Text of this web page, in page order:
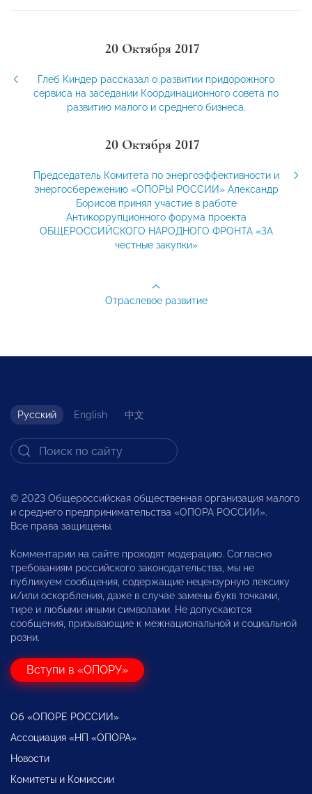
20 Октября 2017
Глеб Киндер рассказал о развитии придорожного
сервиса на заседании Координационного совета по
развитию малого и среднего бизнеса.
20 Октября 2017
Председатель Комитета по энергоэффективности и
энергосбережению «ОПОРЫ РОССИИ» Александр
Борисов принял участие в работе
Антикоррупционного форума проекта
ОБЩЕРОССИЙСКОГО НАРОДНОГО ФРОНТА «ЗА
честные закупки»
Отраслевое развитие
Русский English 中文
© 2023 Общероссийская общественная организация малого
и среднего предпринимательства «ОПОРА РОССИИ».
Все права защищены.
Комментарии на сайте проходят модерацию. Согласно
требованиям российского законодательства, мы не
публикуем сообщения, содержащие нецензурную лексику
и/или оскорбления, даже в случае замены букв точками,
тире и любыми иными символами. Не допускаются
сообщения, призывающие к межнациональной и социальной
розни.
Вступи в «ОПОРУ»
Об «ОПОРЕ РОССИИ»
Ассоциация «НП «ОПОРА»
Новости
Комитеты и Комиссии